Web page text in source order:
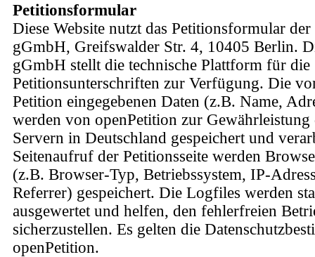
Petitionsformular
Diese Website nutzt das Petitionsformular
gGmbH, Greifswalder Str. 4, 10405 Berlin.
gGmbH stellt die technische Plattform für
Petitionsunterschriften zur Verfügung. Die
Petition eingegebenen Daten (z.B. Name,
werden von openPetition zur
Servern in Deutschland gespeichert und
Seitenaufruf der Petitionsseite werden
(z.B. Browser-Typ, Betriebssystem, IP-
Referrer) gespeichert. Die Logfiles werden
ausgewertet und helfen, den fehlerfreien
sicherzustellen. Es gelten die
openPetition.